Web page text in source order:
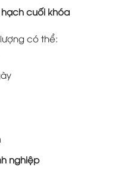
hạch cuối khóa
có thể:
nghiệp